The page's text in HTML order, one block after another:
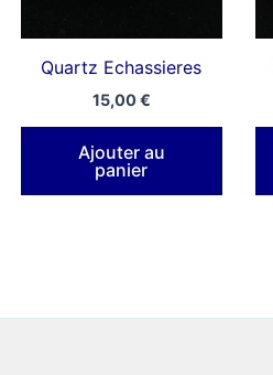
Quartz Echassieres
15,00€
Ajouter au
panier